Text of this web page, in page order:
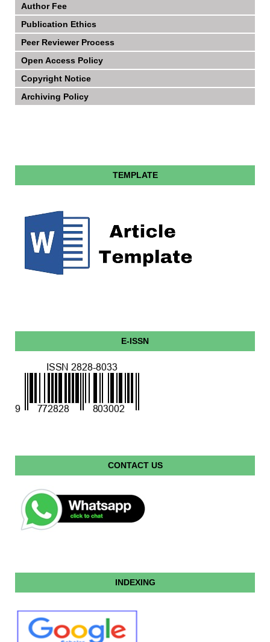
Author Fee
Publication Ethics
Peer Reviewer Process
Open Access Policy
Copyright Notice
Archiving Policy
TEMPLATE
E-ISSN
CONTACT US
INDEXING